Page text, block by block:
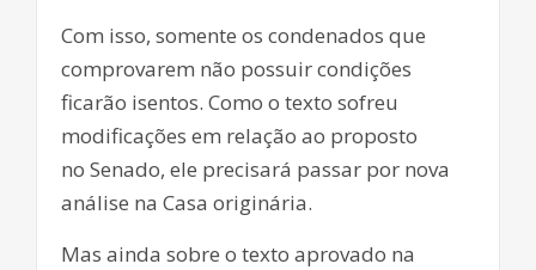
Com isso, somente os condenados que
comprovarem não possuir condições
ficarão isentos. Como o texto sofreu
modificações em relação ao proposto
no Senado, ele precisará passar por nova
análise na Casa originária.
Mas ainda sobre o texto aprovado na